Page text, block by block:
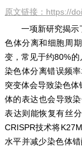
原文链接： https://
一项新研究揭示
色体分离和细胞周
变，常见于约80%
染色体分离错误频
突变体会导致染色
体的表达也会导致
表达则能恢复有丝
CRISPR技术将
水平并减少染色体